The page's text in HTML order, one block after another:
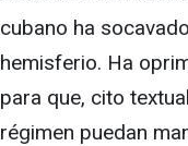
cubano ha
hemisferio. Ha
para que, cito
régimen puedan